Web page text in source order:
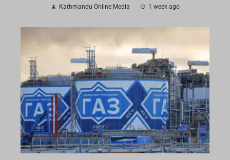
Kathmandu Online Media 1 week ago